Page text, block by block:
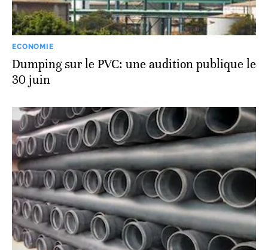
ECONOMIE
Dumping sur le PVC: une audition publique le
30 juin